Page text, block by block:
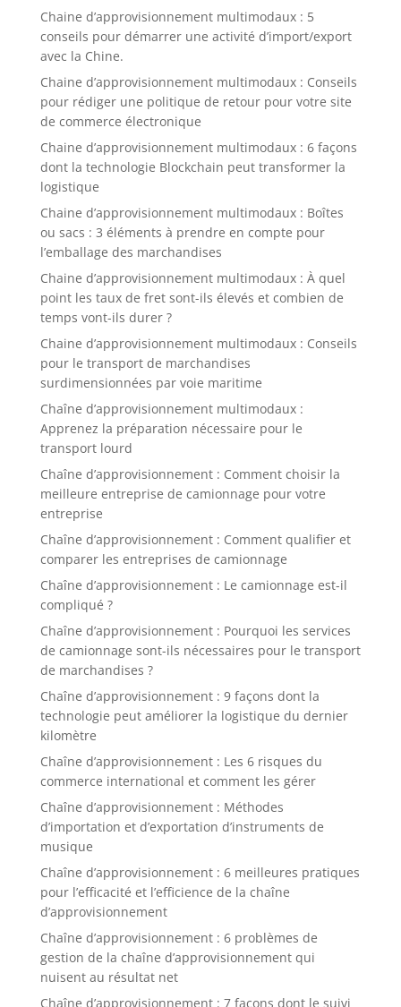
Chaine d’approvisionnement multimodaux : 5
conseils pour démarrer une activité d’import/export
avec la Chine.
Chaine d’approvisionnement multimodaux : Conseils
pour rédiger une politique de retour pour votre site
de commerce électronique
Chaine d’approvisionnement multimodaux : 6 façons
dont la technologie Blockchain peut transformer la
logistique
Chaine d’approvisionnement multimodaux : Boîtes
ou sacs : 3 éléments à prendre en compte pour
l’emballage des marchandises
Chaine d’approvisionnement multimodaux : À quel
point les taux de fret sont-ils élevés et combien de
temps vont-ils durer ?
Chaine d’approvisionnement multimodaux : Conseils
pour le transport de marchandises
surdimensionnées par voie maritime
Chaîne d’approvisionnement multimodaux :
Apprenez la préparation nécessaire pour le
transport lourd
Chaîne d’approvisionnement : Comment choisir la
meilleure entreprise de camionnage pour votre
entreprise
Chaîne d’approvisionnement : Comment qualifier et
comparer les entreprises de camionnage
Chaîne d’approvisionnement : Le camionnage est-il
compliqué ?
Chaîne d’approvisionnement : Pourquoi les services
de camionnage sont-ils nécessaires pour le transport
de marchandises ?
Chaîne d’approvisionnement : 9 façons dont la
technologie peut améliorer la logistique du dernier
kilomètre
Chaîne d’approvisionnement : Les 6 risques du
commerce international et comment les gérer
Chaîne d’approvisionnement : Méthodes
d’importation et d’exportation d’instruments de
musique
Chaîne d’approvisionnement : 6 meilleures pratiques
pour l’efficacité et l’efficience de la chaîne
d’approvisionnement
Chaîne d’approvisionnement : 6 problèmes de
gestion de la chaîne d’approvisionnement qui
nuisent au résultat net
Chaîne d’approvisionnement : 7 façons dont le suivi